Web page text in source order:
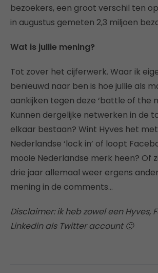
bezoekers, een groot verschil ten
in augustus gemeten 2,3 miljoen
Wat is jullie mening?
Tot zover het cijferwerk. Waar ik
benieuwd naar ben is hoe jullie als
aankijken tegen deze ‘battle of the
Kunnen dergelijke netwerken in de
elkaar bestaan? Wint Hyves het
Nederlandse ‘lock in’ of loopt
mooie Nederlandse merk heen? Of
drie jaar allemaal weer ergens
mening in de comments…
Disclaimer: ik heb zowel een Hyves,
Linkedin als Twitter account 🙂